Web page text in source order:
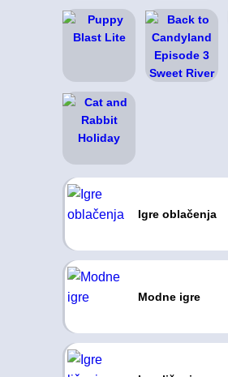
Igre oblačenja
Modne igre